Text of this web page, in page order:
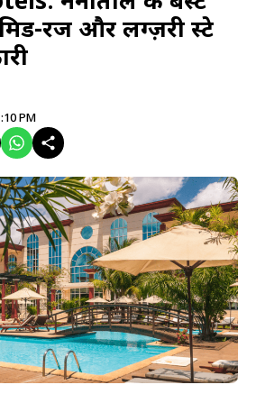
रेंज और लग्ज़री स्टे
PM